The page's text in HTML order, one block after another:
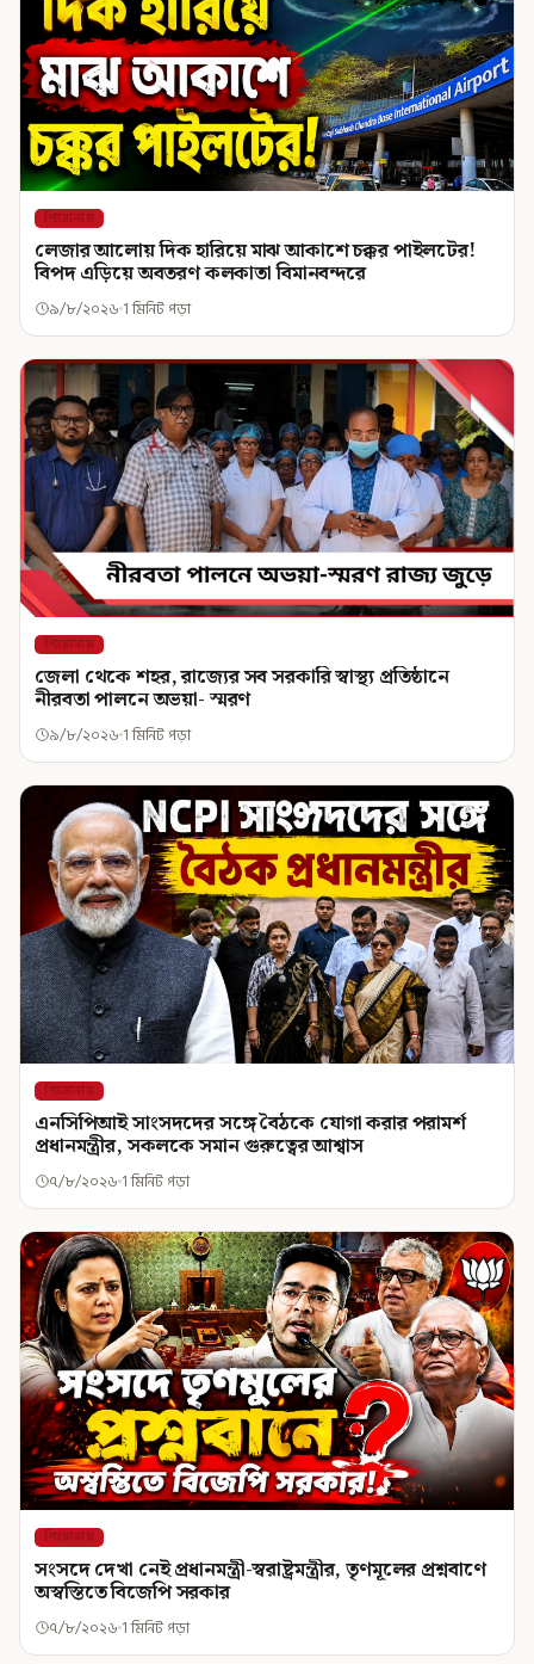
শিরোনাম
লেজার আলোয় দিক হারিয়ে মাঝ আকাশে চক্কর পাইলটের!
বিপদ এড়িয়ে অবতরণ কলকাতা বিমানবন্দরে
৯/৮/২০২৬ 1 মিনিট পড়া
শিরোনাম
জেলা থেকে শহর, রাজ্যের সব সরকারি স্বাস্থ্য প্রতিষ্ঠানে
নীরবতা পালনে অভয়া- স্মরণ
৯/৮/২০২৬ 1 মিনিট পড়া
শিরোনাম
এনসিপিআই সাংসদদের সঙ্গে বৈঠকে যোগা করার পরামর্শ
প্রধানমন্ত্রীর, সকলকে সমান গুরুত্বের আশ্বাস
৭/৮/২০২৬ 1 মিনিট পড়া
শিরোনাম
সংসদে দেখা নেই প্রধানমন্ত্রী-স্বরাষ্ট্রমন্ত্রীর, তৃণমূলের প্রশ্নবাণে
অস্বস্তিতে বিজেপি সরকার
৭/৮/২০২৬ 1 মিনিট পড়া